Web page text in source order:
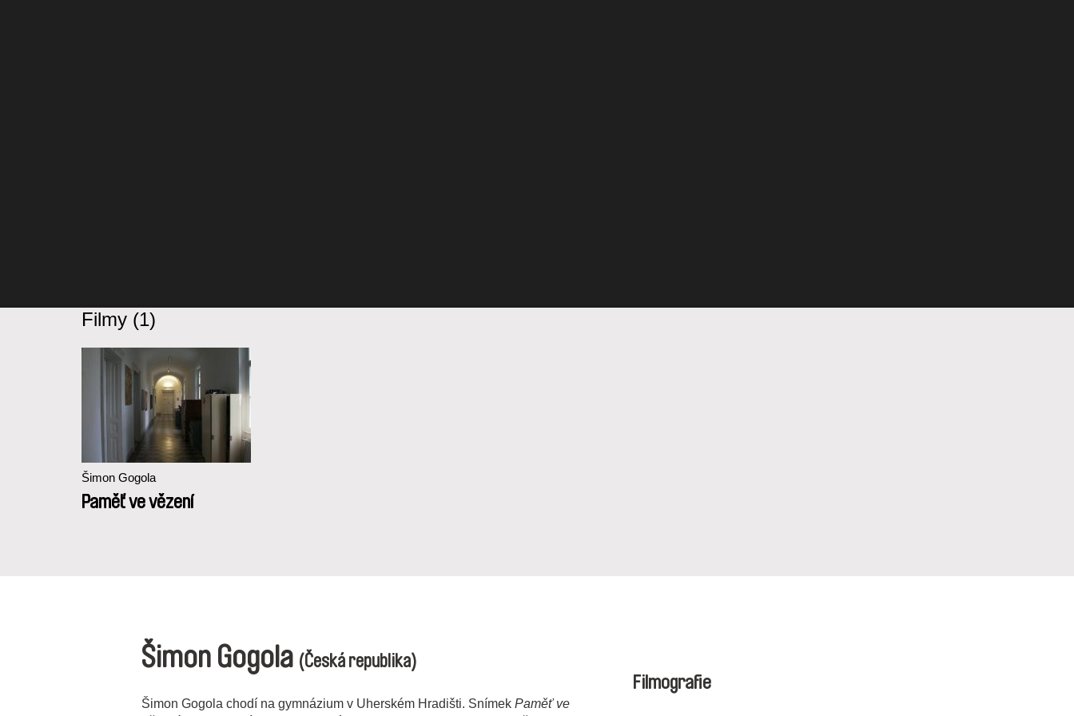
Filmy (1)
Šimon Gogola
Paměť ve vězení
Šimon Gogola (Česká republika)
Šimon Gogola chodí na gymnázium v Uherském Hradišti. Snímek Paměť ve
Filmografie